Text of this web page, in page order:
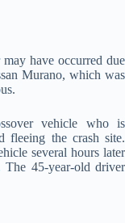
may have occurred due
Murano, which was
vehicle who is
fleeing the crash site.
several hours later
The 45-year-old driver